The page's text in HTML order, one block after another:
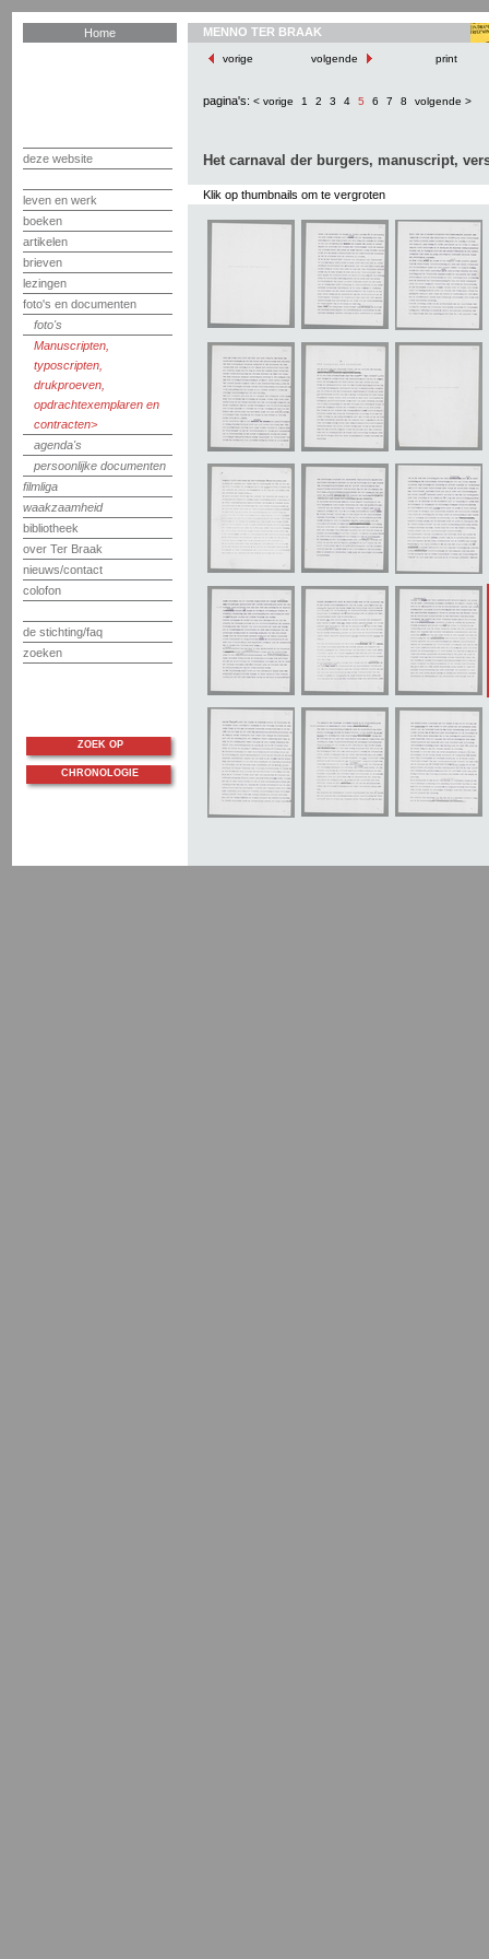
Home
deze website
leven en werk
boeken
artikelen
brieven
lezingen
foto's en documenten
foto's
Manuscripten,
typoscripten,
drukproeven,
opdrachtexemplaren en
contracten
agenda's
persoonlijke documenten
filmliga
waakzaamheid
bibliotheek
over Ter Braak
nieuws/contact
colofon
de stichting/faq
zoeken
MENNO TER BRAAK
vorige volgende print
pagina's: < vorige 1 2 3 4 5 6 7 8 volgende >
Het carnaval der burgers, manuscript,
Klik op thumbnails om te vergroten
ZOEK OP
CHRONOLOGIE